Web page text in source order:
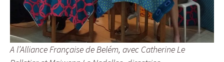
A l’Alliance Française de Belém, avec Catherine Le